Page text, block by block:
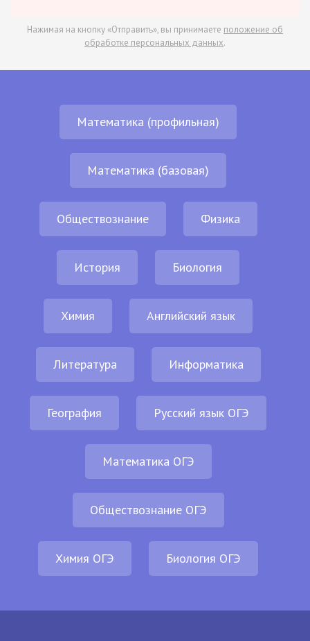
Нажимая на кнопку «Отправить», вы принимаете положение об
обработке персональных данных.
Математика (профильная)
Математика (базовая)
Обществознание Физика
История Биология
Химия Английский язык
Литература Информатика
География Русский язык ОГЭ
Математика ОГЭ
Обществознание ОГЭ
Химия ОГЭ Биология ОГЭ